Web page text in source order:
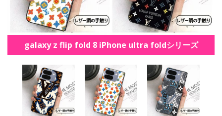
galaxy z flip fold 8 iPhone ultra foldシリーズ